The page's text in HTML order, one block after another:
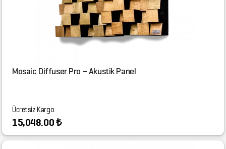
Mosaic Diffuser Pro – Akustik Panel
Ücretsiz Kargo
15,048.00 ₺